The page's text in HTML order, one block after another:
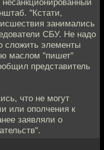
"Кстати,
занимались
СБУ. Не надо
сложить элементы
маслом "пишет"
представитель
что не могут
или ополчения к
заявляли о